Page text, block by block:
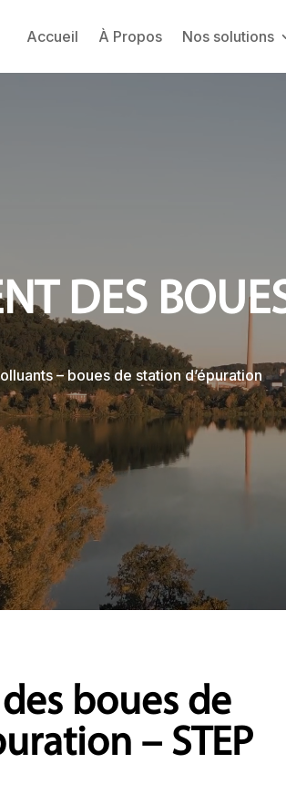
Accueil À Propos Nos solutions
DES
– boues de station d’épuration
boues de
– STEP